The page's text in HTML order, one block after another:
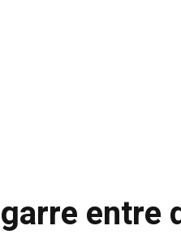
entre